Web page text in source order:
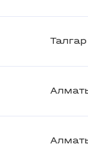
Талгар